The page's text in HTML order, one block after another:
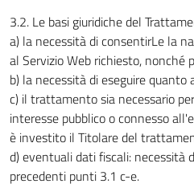
3.2. Le basi giuridiche del
a) la necessità di consentirLe la
al Servizio Web richiesto, nonché
b) la necessità di eseguire
c) il trattamento sia necessario
interesse pubblico o connesso
è investito il Titolare del
d) eventuali dati fiscali: necessità
precedenti punti 3.1 c-e.